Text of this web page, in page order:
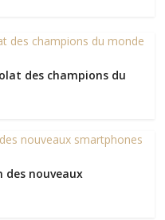
des champions du
des nouveaux